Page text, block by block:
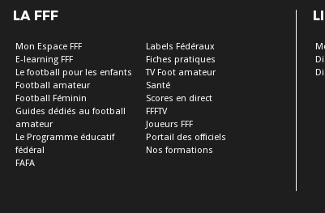
LA FFF
Mon Espace FFF
E-learning FFF
Le football pour les enfants
Football amateur
Football Féminin
Guides dédiés au football
amateur
Le Programme éducatif
fédéral
FAFA
Labels Fédéraux
Fiches pratiques
TV Foot amateur
Santé
Scores en direct
FFFTV
Joueurs FFF
Portail des officiels
Nos formations